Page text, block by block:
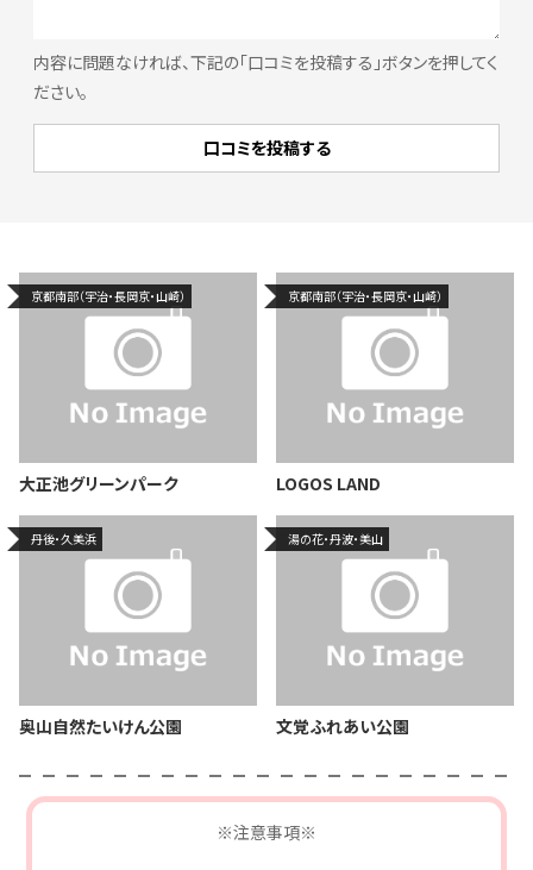
内容に問題なければ、下記の「口コミを投稿する」ボタンを押してく
ださい。
京都南部（宇治・長岡京・山崎）
大正池グリーンパーク
京都南部（宇治・長岡京・山崎）
LOGOS LAND
丹後・久美浜
奥山自然たいけん公園
湯の花・丹波・美山
文覚ふれあい公園
※注意事項※